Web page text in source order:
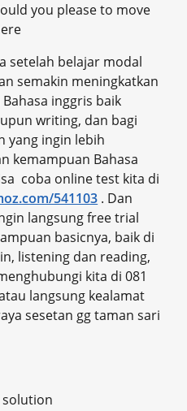
you please to move
setelah belajar modal
semakin meningkatkan
inggris baik
writing, dan bagi
yang ingin lebih
kemampuan Bahasa
coba online test kita di
541103 . Dan
langsung free trial
basicnya, baik di
listening dan reading,
kita di 081
langsung kealamat
sesetan gg taman sari
solution